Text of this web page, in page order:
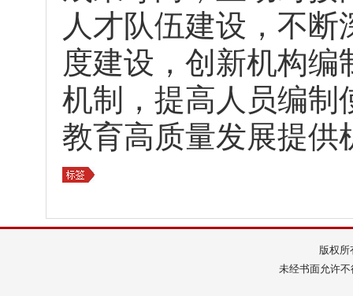
人才队伍建设，不
度建设，创新机构
机制，提高人员编制
教育高质量发展提供
版权
未经书面允许